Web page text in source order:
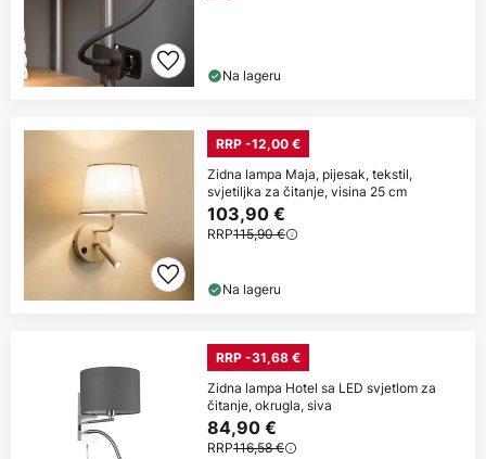
Na lageru
RRP -12,00 €
Zidna lampa Maja, pijesak, tekstil,
svjetiljka za čitanje, visina 25 cm
103,90 €
RRP115,90 €
Na lageru
RRP -31,68 €
Zidna lampa Hotel sa LED svjetlom za
čitanje, okrugla, siva
84,90 €
RRP116,58 €